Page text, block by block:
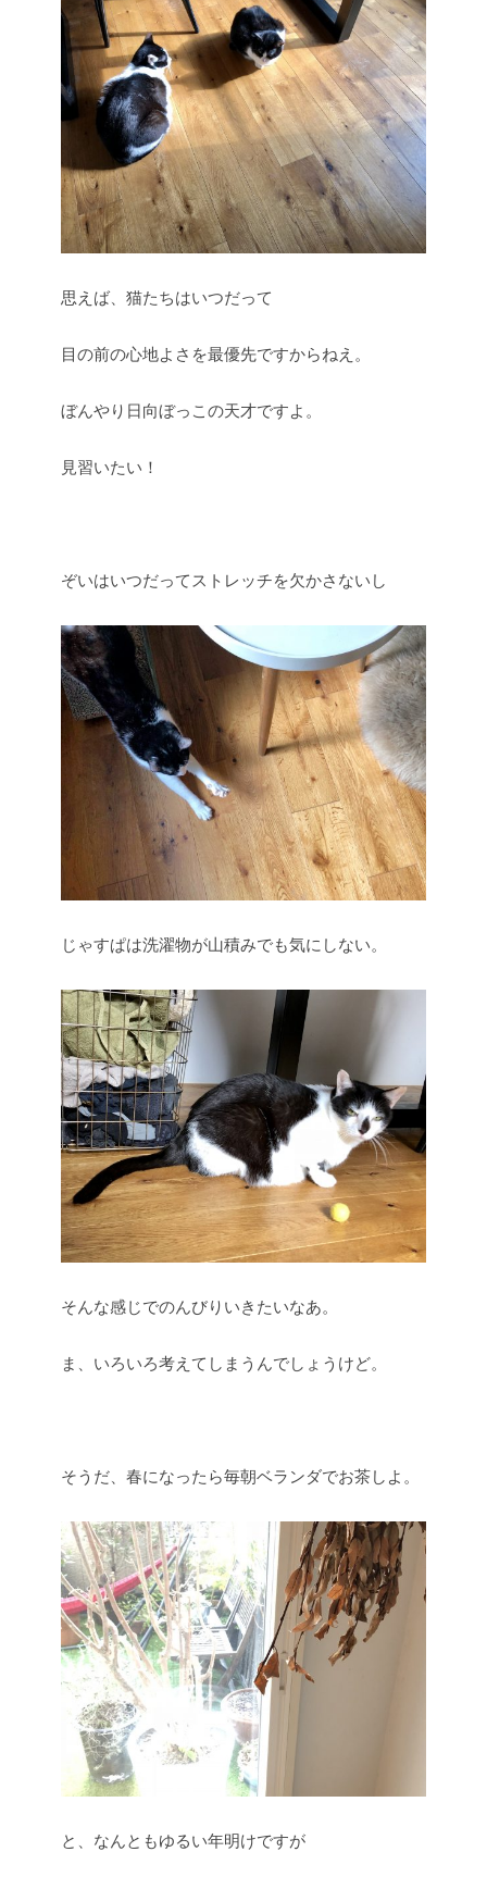
思えば、猫たちはいつだって
目の前の心地よさを最優先ですからねえ。
ぼんやり日向ぼっこの天才ですよ。
見習いたい！
ぞいはいつだってストレッチを欠かさないし
じゃすぱは洗濯物が山積みでも気にしない。
そんな感じでのんびりいきたいなあ。
ま、いろいろ考えてしまうんでしょうけど。
そうだ、春になったら毎朝ベランダでお茶しよ。
と、なんともゆるい年明けですが